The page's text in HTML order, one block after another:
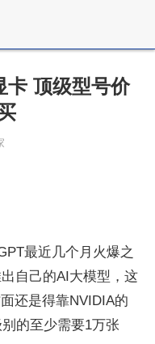
卡 顶级型号价
最近几个月火爆之
自己的AI大模型，这
还是得靠NVIDIA的
的至少需要1万张